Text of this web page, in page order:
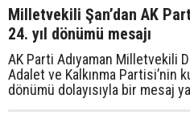
Milletvekili Şan’dan AK
24. yıl dönümü mesajı
AK Parti Adıyaman Milletvekili
Adalet ve Kalkınma Partisi’nin
dönümü dolayısıyla bir mesaj